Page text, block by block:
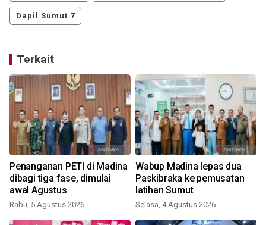
Dapil Sumut 7
Terkait
Penanganan PETI di Madina
dibagi tiga fase, dimulai
awal Agustus
Rabu, 5 Agustus 2026
Wabup Madina lepas dua
Paskibraka ke pemusatan
latihan Sumut
Selasa, 4 Agustus 2026